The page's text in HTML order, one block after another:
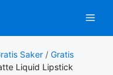
Saker / Gratis
Liquid Lipstick